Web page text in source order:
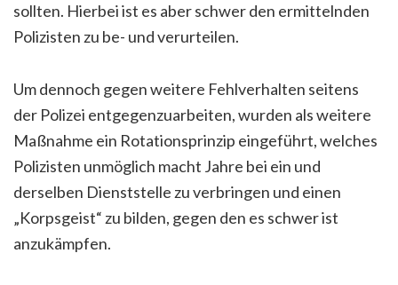
sollten. Hierbei ist es aber schwer den ermittelnden
Polizisten zu be- und verurteilen.
Um dennoch gegen weitere Fehlverhalten seitens
der Polizei entgegenzuarbeiten, wurden als weitere
Maßnahme ein Rotationsprinzip eingeführt, welches
Polizisten unmöglich macht Jahre bei ein und
derselben Dienststelle zu verbringen und einen
„Korpsgeist“ zu bilden, gegen den es schwer ist
anzukämpfen.